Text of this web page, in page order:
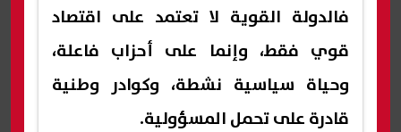
فالدولة القوية لا تعتمد على اقتصاد
قوي فقط، وإنما على أحزاب فاعلة،
وحياة سياسية نشطة، وكوادر وطنية
قادرة على تحمل المسؤولية.